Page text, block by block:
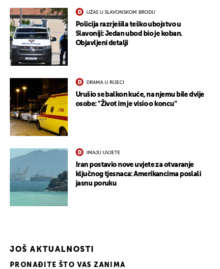
UŽAS U SLAVONSKOM BRODU
Policija razrješila teško ubojstvo u
Slavoniji: Jedan ubod bio je koban.
Objavljeni detalji
DRAMA U RIJECI
Urušio se balkon kuće, na njemu bile dvije
osobe: "Život im je visio o koncu"
IMAJU UVJETE
Iran postavio nove uvjete za otvaranje
ključnog tjesnaca: Amerikancima poslali
jasnu poruku
JOŠ AKTUALNOSTI
PRONAĐITE ŠTO VAS ZANIMA
UKLJUČITE NOTIFIKACIJE